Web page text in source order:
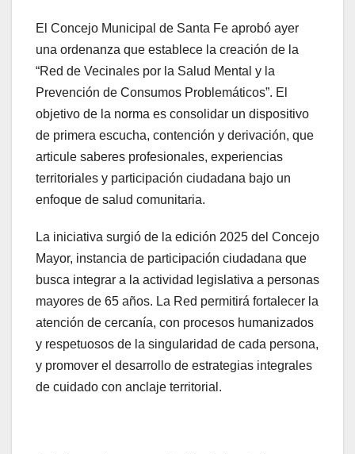
El Concejo Municipal de Santa Fe aprobó ayer
una ordenanza que establece la creación de la
“Red de Vecinales por la Salud Mental y la
Prevención de Consumos Problemáticos”. El
objetivo de la norma es consolidar un dispositivo
de primera escucha, contención y derivación, que
articule saberes profesionales, experiencias
territoriales y participación ciudadana bajo un
enfoque de salud comunitaria.
La iniciativa surgió de la edición 2025 del Concejo
Mayor, instancia de participación ciudadana que
busca integrar a la actividad legislativa a personas
mayores de 65 años. La Red permitirá fortalecer la
atención de cercanía, con procesos humanizados
y respetuosos de la singularidad de cada persona,
y promover el desarrollo de estrategias integrales
de cuidado con anclaje territorial.